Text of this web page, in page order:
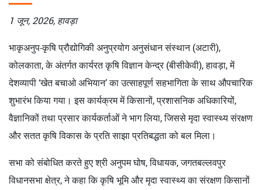
1 जून, 2026, हावड़ा
भाकृअनुप-कृषि प्रौद्योगिकी अनुप्रयोग अनुसंधान संस्थान (अटारी),
कोलकाता, के अंतर्गत कार्यरत कृषि विज्ञान केन्द्र (बीसीकेवी), हावड़ा, में
देशव्यापी ‘खेत बचाओ अभियान’ का उत्साहपूर्ण सहभागिता के साथ औपचारिक
शुभारंभ किया गया। इस कार्यक्रम में किसानों, प्रशासनिक अधिकारियों,
वैज्ञानिकों तथा प्रसार कार्यकर्ताओं ने भाग लिया, जिससे मृदा स्वास्थ्य संरक्षण
और सतत कृषि विकास के प्रति साझा प्रतिबद्धता को बल मिला।
सभा को संबोधित करते हुए श्री अनुपम घोष, विधायक, जगतबल्लवपुर
विधानसभा क्षेत्र, ने कहा कि कृषि भूमि और मृदा स्वास्थ्य का संरक्षण किसानों